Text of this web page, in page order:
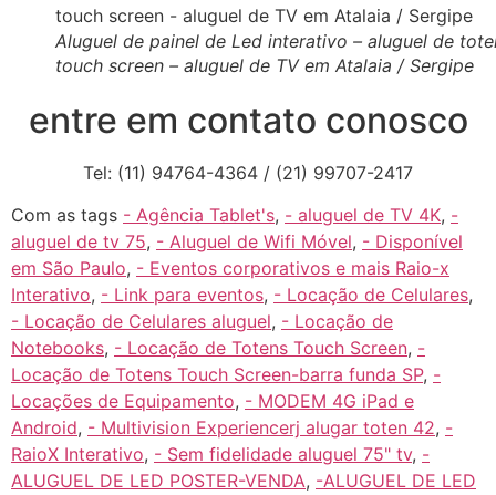
Aluguel de painel de Led interativo – aluguel de
touch screen – aluguel de TV em Atalaia / Sergipe
entre em contato conosco
Tel: (11) 94764-4364 / (21) 99707-2417
Com as tags - Agência Tablet's, - aluguel de TV 4K, -
aluguel de tv 75, - Aluguel de Wifi Móvel, - Disponível
em São Paulo, - Eventos corporativos e mais Raio-x
Interativo, - Link para eventos, - Locação de Celulares,
- Locação de Celulares aluguel, - Locação de
Notebooks, - Locação de Totens Touch Screen, -
Locação de Totens Touch Screen-barra funda SP, -
Locações de Equipamento, - MODEM 4G iPad e
Android, - Multivision Experiencerj alugar toten 42, -
RaioX Interativo, - Sem fidelidade aluguel 75" tv, -
ALUGUEL DE LED POSTER-VENDA, -ALUGUEL DE LED